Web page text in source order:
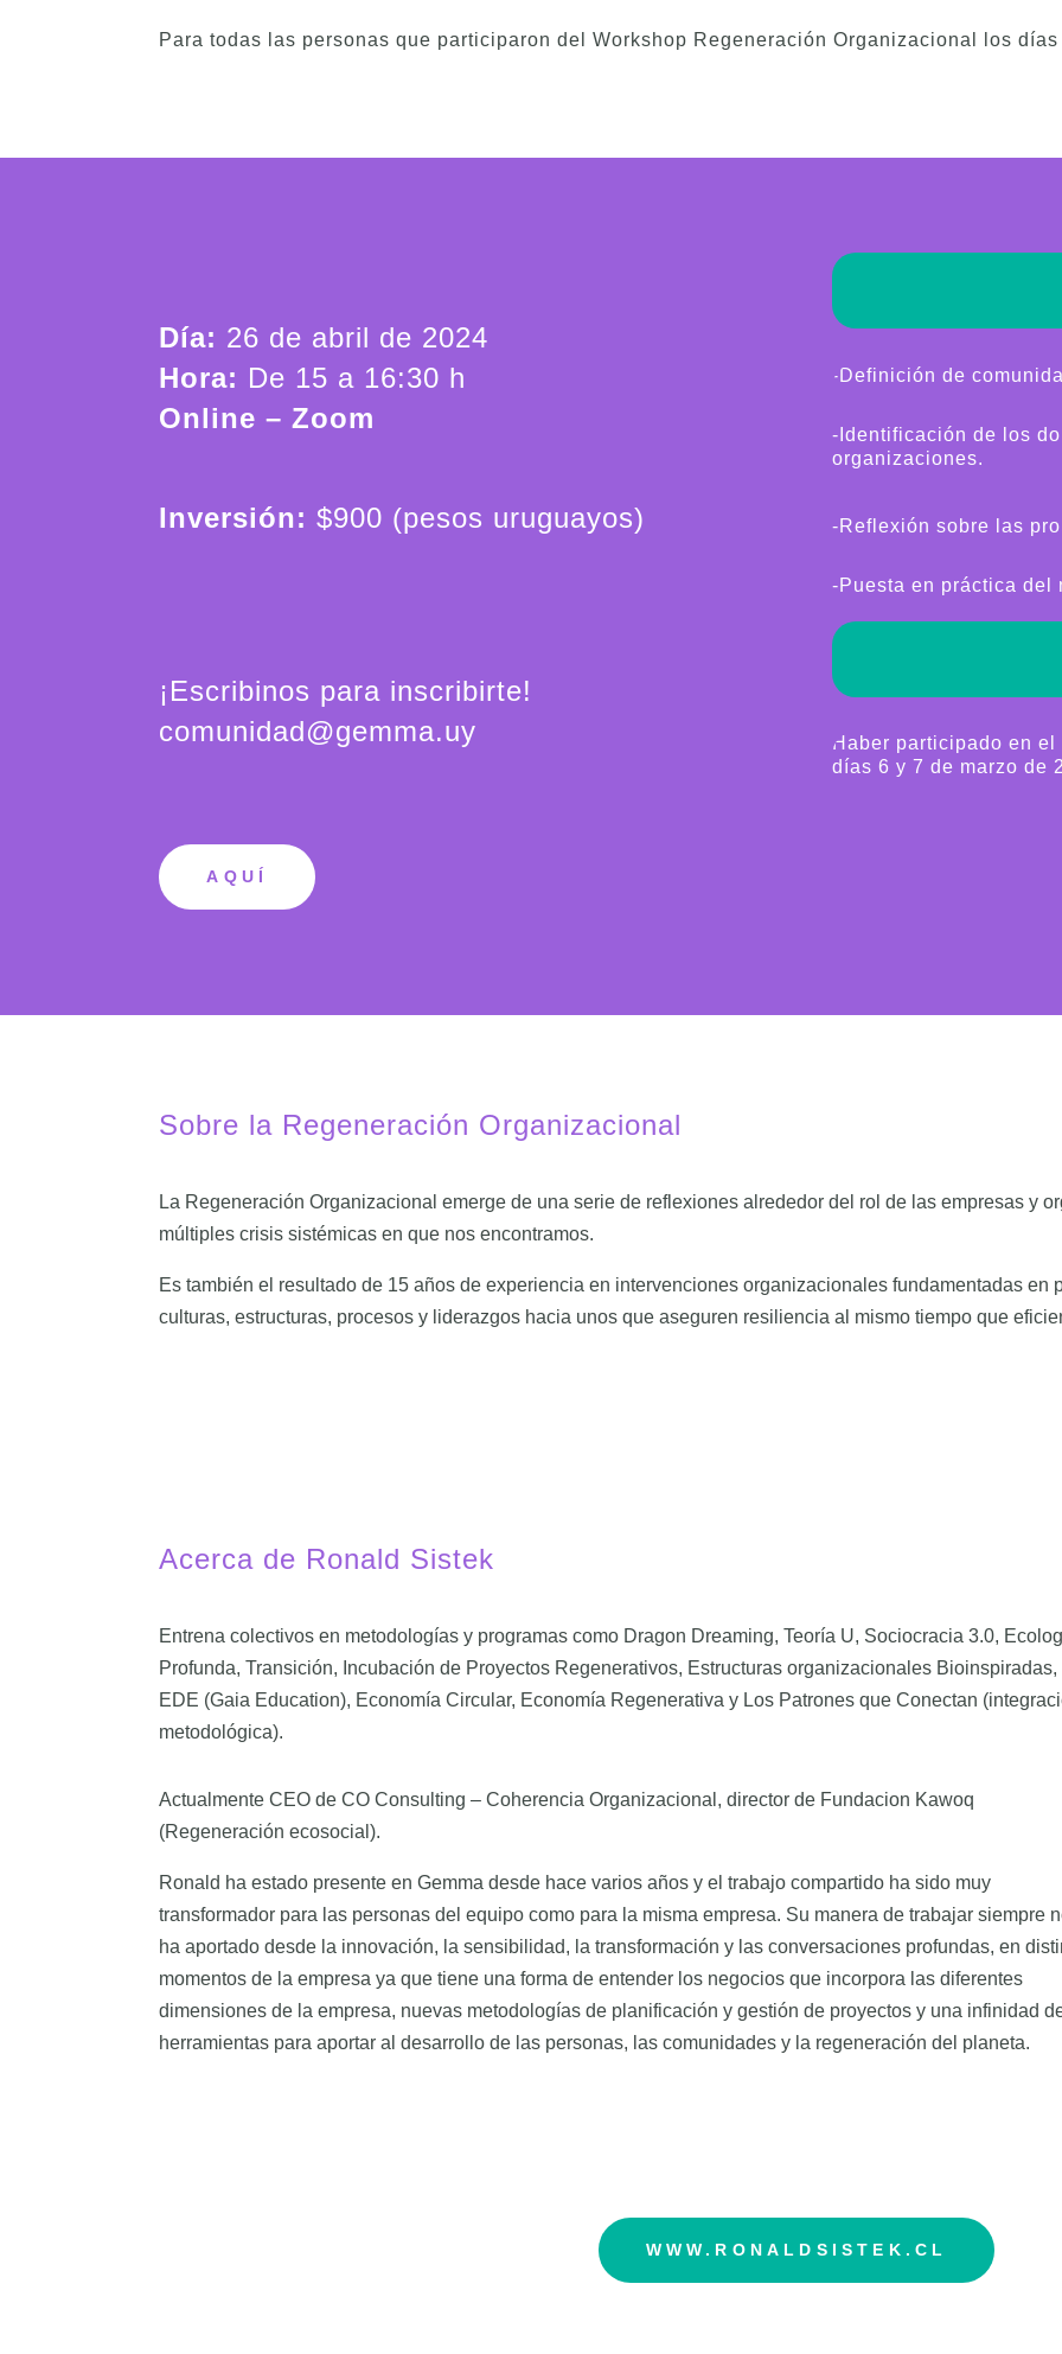
Para todas las personas que participaron del Workshop Regeneración Organizacional los
Día: 26 de abril de 2024
Hora: De 15 a 16:30 h
Online – Zoom
Inversión:$900 (pesos uruguayos)
¡Escribinos para inscribirte!
comunidad@gemma.uy
AQUÍ
-Definición de
-Identificación de los
organizaciones.
-Reflexión sobre las
-Puesta en práctica del
Haber participado en
días 6 y 7 de marzo de
Sobre la Regeneración Organizacional
La Regeneración Organizacional emerge de una serie de reflexiones alrededor del rol de las empresas y
múltiples crisis sistémicas en que nos encontramos.
Es también el resultado de 15 años de experiencia en intervenciones organizacionales fundamentadas en
culturas, estructuras, procesos y liderazgos hacia unos que aseguren resiliencia al mismo tiempo que
Acerca de Ronald Sistek
Entrena colectivos en metodologías y programas como Dragon Dreaming, Teoría U, Sociocracia 3.0,
Profunda, Transición, Incubación de Proyectos Regenerativos, Estructuras organizacionales Bioinspiradas,
EDE (Gaia Education), Economía Circular, Economía Regenerativa y Los Patrones que Conectan
metodológica).
Actualmente CEO de CO Consulting – Coherencia Organizacional, director de Fundacion Kawoq
(Regeneración ecosocial).
Ronald ha estado presente en Gemma desde hace varios años y el trabajo compartido ha sido muy
transformador para las personas del equipo como para la misma empresa. Su manera de trabajar siempre
ha aportado desde la innovación, la sensibilidad, la transformación y las conversaciones profundas, en
momentos de la empresa ya que tiene una forma de entender los negocios que incorpora las diferentes
dimensiones de la empresa, nuevas metodologías de planificación y gestión de proyectos y una infinidad
herramientas para aportar al desarrollo de las personas, las comunidades y la regeneración del planeta.
WWW.RONALDSISTEK.CL